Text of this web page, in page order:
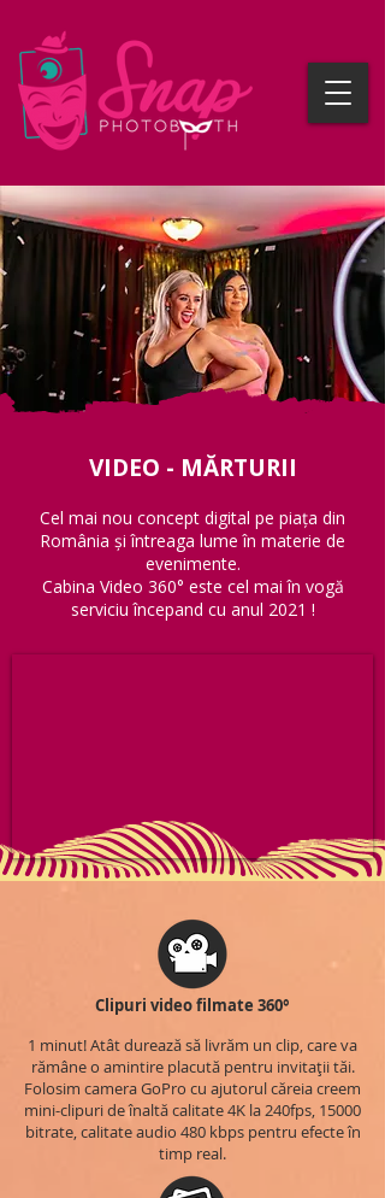
VIDEO - MĂRTURII
Cel mai nou concept digital pe piața din
România și întreaga lume în materie de
evenimente.
Cabina Video 360° este cel mai în vogă
serviciu începand cu anul 2021 !
Clipuri video filmate 360°
1 minut! Atât durează să livrăm un clip, care va
rămâne o amintire placută pentru invitații tăi.
Folosim camera GoPro cu ajutorul căreia creem
mini-clipuri de înaltă calitate 4K la 240fps, 15000
bitrate, calitate audio 480 kbps pentru efecte în
timp real.